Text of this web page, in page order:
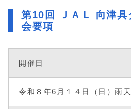
第10回 ＪＡＬ 向津具
会要項
開催日
令和８年6月１４日（日）雨